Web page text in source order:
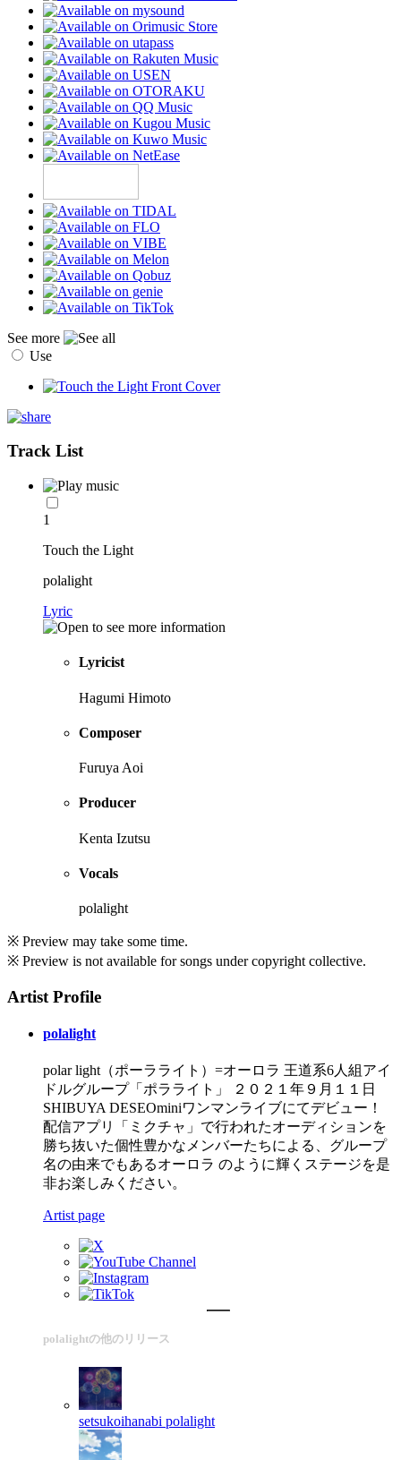
See more
Use
Track List
1
Touch the Light
polalight
Lyric
Lyricist
Hagumi Himoto
Composer
Furuya Aoi
Producer
Kenta Izutsu
Vocals
polalight
※ Preview may take some time.
※ Preview is not available for songs under copyright collective.
Artist Profile
polalight
polar light（ポーラライト）=オーロラ 王道系6人組アイ
ドルグループ「ポラライト」 ２０２１年９月１１日
SHIBUYA DESEOminiワンマンライブにてデビュー！
配信アプリ「ミクチャ」で行われたオーディションを
勝ち抜いた個性豊かなメンバーたちによる、グループ
名の由来でもあるオーロラ のように輝くステージを是
非お楽しみください。
Artist page
polalightの他のリリース
setsukoihanabi polalight